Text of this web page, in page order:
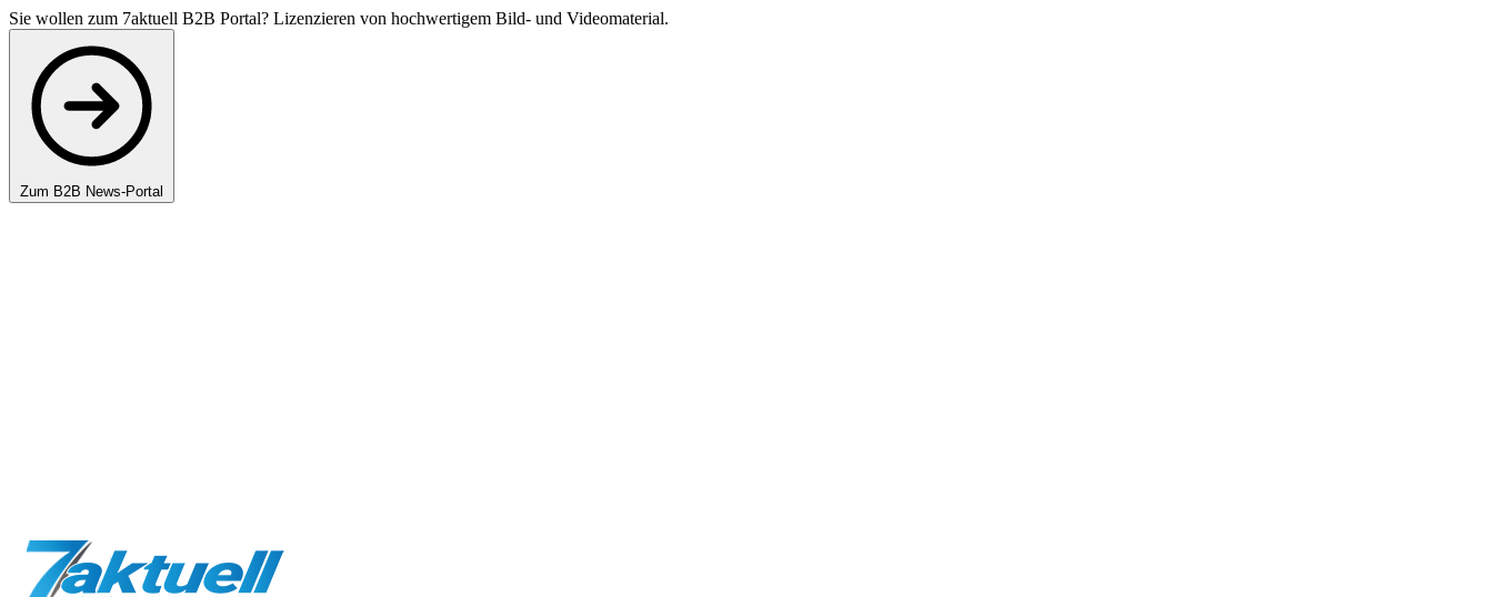
Sie wollen zum 7aktuell B2B Portal? Lizenzieren von hochwertigem Bild- und Videomaterial.
Zum B2B News-Portal